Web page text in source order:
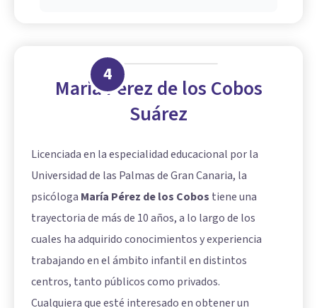
4
Maria Pérez de los Cobos
Suárez
Licenciada en la especialidad educacional por la
Universidad de las Palmas de Gran Canaria, la
psicóloga María Pérez de los Cobos tiene una
trayectoria de más de 10 años, a lo largo de los
cuales ha adquirido conocimientos y experiencia
trabajando en el ámbito infantil en distintos
centros, tanto públicos como privados.
Cualquiera que esté interesado en obtener un